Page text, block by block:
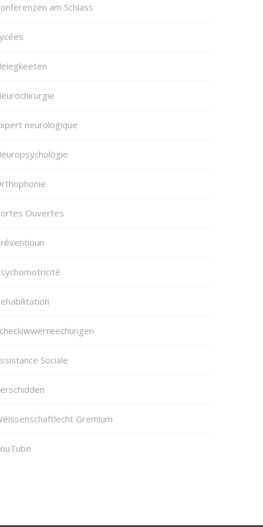
am Schlass
neurologique
Ouvertes
Sociale
Gremium